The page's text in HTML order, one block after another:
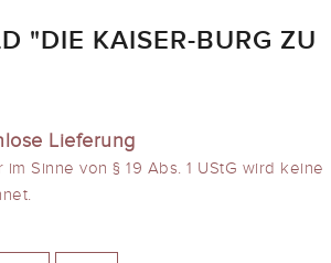
"DIE KAISER-BURG ZU
Lieferung
Sinne von § 19 Abs. 1 UStG wird keine